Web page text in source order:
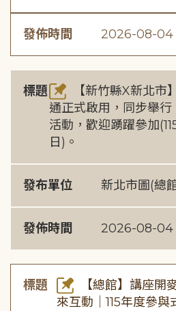
發佈時間 2026-08-04
標題
【新竹縣X新北市
通正式啟用，同步舉行
活動，歡迎踴躍參加
日)。
發布單位 新北市圖(總
發佈時間 2026-08-04
標題
【總館】講座開
來互動｜115年度參